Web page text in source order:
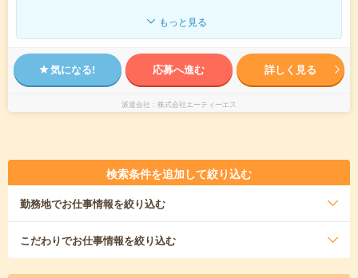
もっと見る
気になる! 応募へ進む 詳しく見る
派遣会社 株式会社エーティーエス
検索条件を追加して絞り込む
勤務地でお仕事情報を絞り込む
こだわりでお仕事情報を絞り込む